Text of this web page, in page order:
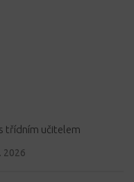
třídním učitelem
2026